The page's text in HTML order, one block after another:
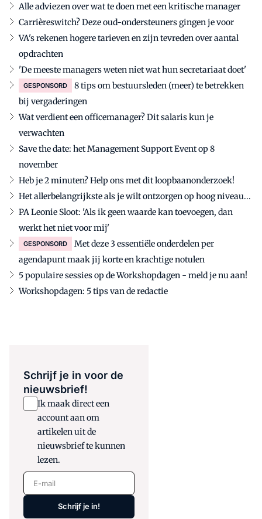
Alle adviezen over wat te doen met een kritische manager
Carrièreswitch? Deze oud-ondersteuners gingen je voor
VA's rekenen hogere tarieven en zijn tevreden over aantal
opdrachten
'De meeste managers weten niet wat hun secretariaat doet'
GESPONSORD
8 tips om bestuursleden (meer) te betrekken
bij vergaderingen
Wat verdient een officemanager? Dit salaris kun je
verwachten
Save the date: het Management Support Event op 8
november
Heb je 2 minuten? Help ons met dit loopbaanonderzoek!
Het allerbelangrijkste als je wilt ontzorgen op hoog niveau...
PA Leonie Sloot: 'Als ik geen waarde kan toevoegen, dan
werkt het niet voor mij'
GESPONSORD
Met deze 3 essentiële onderdelen per
agendapunt maak jij korte en krachtige notulen
5 populaire sessies op de Workshopdagen - meld je nu aan!
Workshopdagen: 5 tips van de redactie
Schrijf je in voor de
nieuwsbrief!
Ik maak direct een
account aan om
artikelen uit de
nieuwsbrief te kunnen
lezen.
E-mail
Schrijf je in!